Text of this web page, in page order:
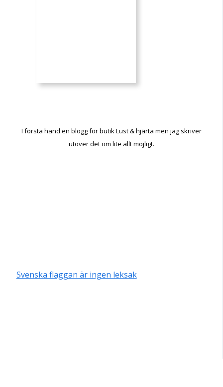
I första hand en blogg för butik Lust & hjärta men jag skriver
utöver det om lite allt möjligt.
Svenska flaggan är ingen leksak